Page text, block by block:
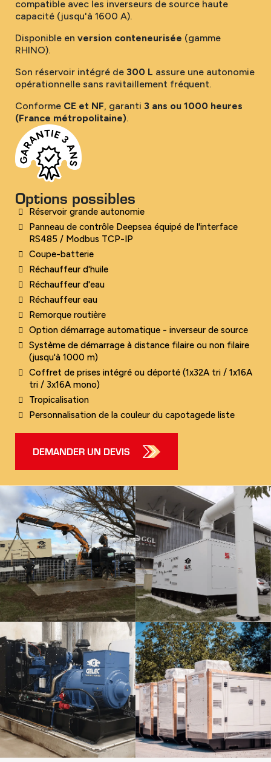
compatible avec les inverseurs de source haute
capacité (jusqu'à 1600 A).
Disponible en version conteneurisée (gamme
RHINO).
Son réservoir intégré de 300 L assure une autonomie
opérationnelle sans ravitaillement fréquent.
Conforme CE et NF , garanti 3 ans ou 1000 heures
(France métropolitaine).
Options possibles
Réservoir grande autonomie
Panneau de contrôle Deepsea équipé de l'interface
RS485 / Modbus TCP-IP
Coupe-batterie
Réchauffeur d'huile
Réchauffeur d'eau
Réchauffeur eau
Remorque routière
Option démarrage automatique - inverseur de source
Système de démarrage à distance filaire ou non filaire
(jusqu'à 1000 m)
Coffret de prises intégré ou déporté (1x32A tri / 1x16A
tri / 3x16A mono)
Tropicalisation
Personnalisation de la couleur du capotagede liste
DEMANDER UN DEVIS